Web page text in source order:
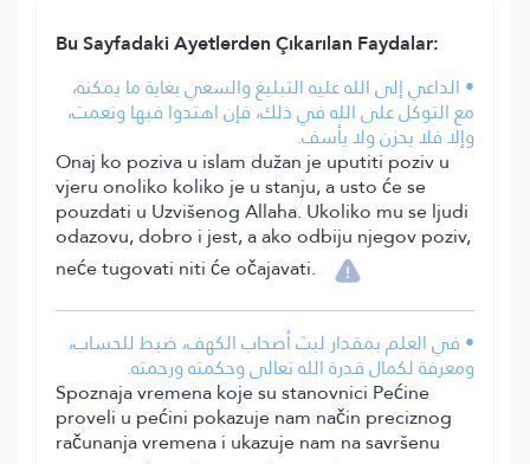
Bu Sayfadaki Ayetlerden Çıkarılan Faydalar:
• الداعي إلى الله عليه التبليغ والسعي بغاية ما يمكنه،
مع التوكل على الله في ذلك، فإن اهتدوا فبها ونعمت،
وإلا فلا يحزن ولا يأسف.
Onaj ko poziva u islam dužan je uputiti poziv u
vjeru onoliko koliko je u stanju, a usto će se
pouzdati u Uzvišenog Allaha. Ukoliko mu se ljudi
odazovu, dobro i jest, a ako odbiju njegov poziv,
neće tugovati niti će očajavati.
• في العلم بمقدار لبث أصحاب الكهف، ضبط للحساب،
ومعرفة لكمال قدرة الله تعالى وحكمته ورحمته.
Spoznaja vremena koje su stanovnici Pećine
proveli u pećini pokazuje nam način preciznog
računanja vremena i ukazuje nam na savršenu